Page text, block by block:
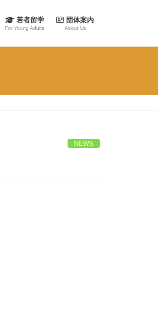
若者留学
For Young Adults
団体案内
About Us
NEWS